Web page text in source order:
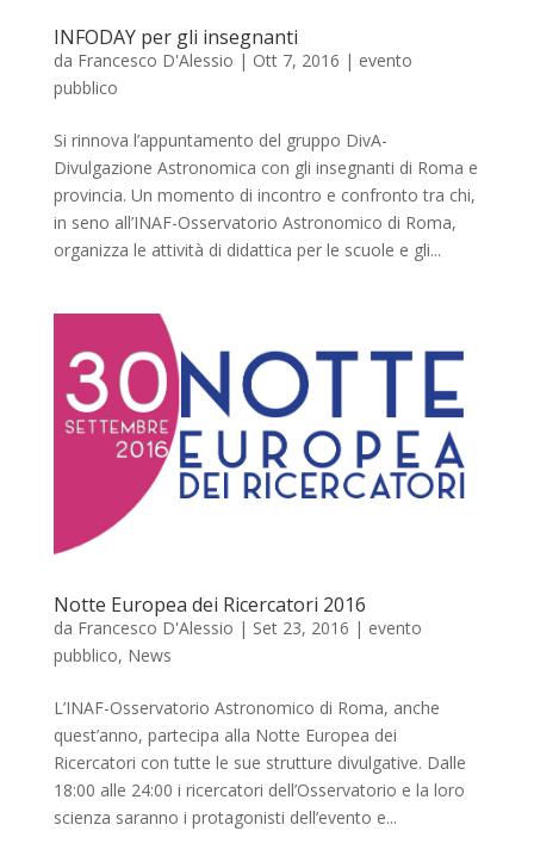
INFODAY per gli insegnanti
da Francesco D'Alessio | Ott 7, 2016 | evento
pubblico
Si rinnova l’appuntamento del gruppo DivA-
Divulgazione Astronomica con gli insegnanti di Roma e
provincia. Un momento di incontro e confronto tra chi,
in seno all’INAF-Osservatorio Astronomico di Roma,
organizza le attività di didattica per le scuole e gli...
Notte Europea dei Ricercatori 2016
da Francesco D'Alessio | Set 23, 2016 | evento
pubblico, News
L’INAF-Osservatorio Astronomico di Roma, anche
quest’anno, partecipa alla Notte Europea dei
Ricercatori con tutte le sue strutture divulgative. Dalle
18:00 alle 24:00 i ricercatori dell’Osservatorio e la loro
scienza saranno i protagonisti dell’evento e...